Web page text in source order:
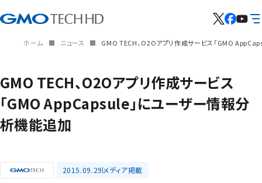
ホーム ニュース GMO TECH、O2Oアプリ作成サービス「GMO
GMO TECH、O2Oアプリ作成サービス
「GMO AppCapsule」にユーザー情報分
析機能追加
2015.09.29メディア掲載